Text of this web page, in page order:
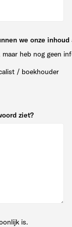
we onze
heb nog geen
/ boekhouder
ziet?
is.